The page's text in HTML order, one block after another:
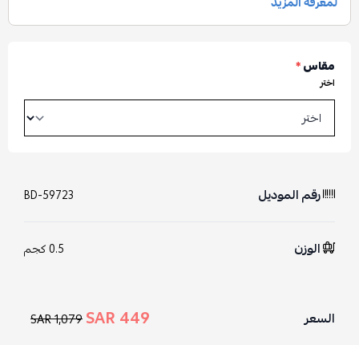
مقاس*
اختر
رقم الموديل BD-59723
الوزن 0.5 كجم
السعر 449 SAR
1,079 SAR